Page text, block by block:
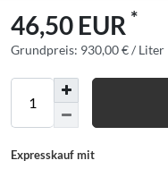
46,50 EUR *
Grundpreis: 930,00 € / Liter
Expresskauf mit